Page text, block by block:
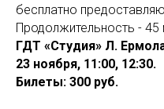
бесплатно
Продолжительность - 45
ГДТ «Студия» Л.
23 ноября, 11:00, 12:30.
Билеты: 300 руб.